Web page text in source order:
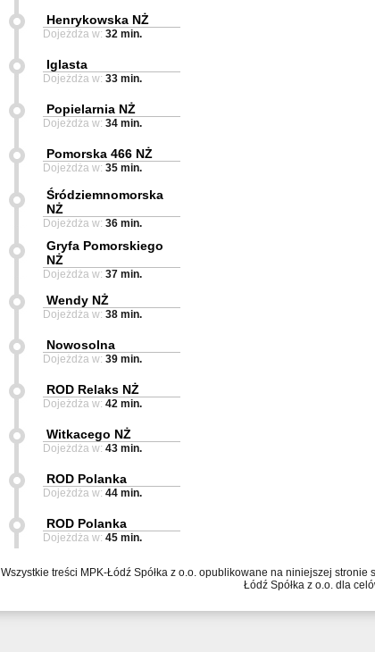
Henrykowska NŻ
Dojeżdża w: 32 min.
Iglasta
Dojeżdża w: 33 min.
Popielarnia NŻ
Dojeżdża w: 34 min.
Pomorska 466 NŻ
Dojeżdża w: 35 min.
Śródziemnomorska
NŻ
Dojeżdża w: 36 min.
Gryfa Pomorskiego
NŻ
Dojeżdża w: 37 min.
Wendy NŻ
Dojeżdża w: 38 min.
Nowosolna
Dojeżdża w: 39 min.
ROD Relaks NŻ
Dojeżdża w: 42 min.
Witkacego NŻ
Dojeżdża w: 43 min.
ROD Polanka
Dojeżdża w: 44 min.
ROD Polanka
Dojeżdża w: 45 min.
Wszystkie treści MPK-Łódź Spółka z o.o. opublikowane na niniejszej
Łódź Spółka z o.o. dla